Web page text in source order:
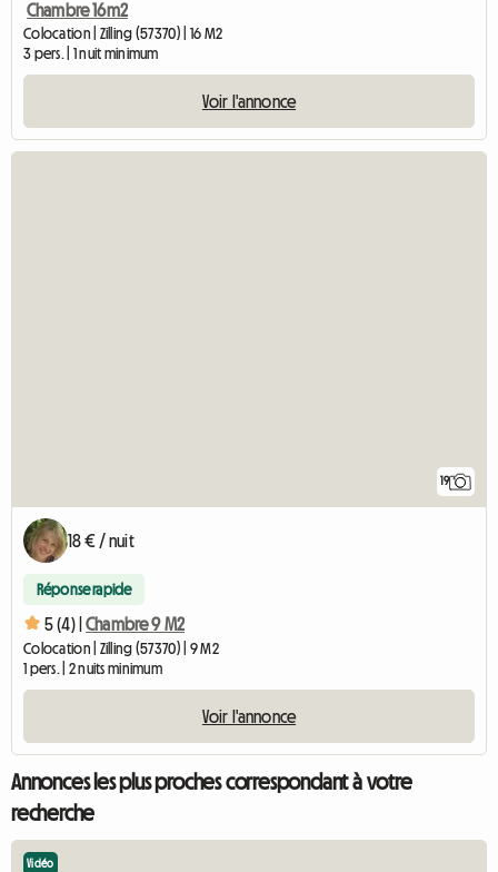
Chambre 16m2
Colocation | Zilling (57370) | 16 M2
3 pers. | 1 nuit minimum
Voir l'annonce
19
18 € / nuit
Réponse rapide
5 (4) | Chambre 9 M2
Colocation | Zilling (57370) | 9 M2
1 pers. | 2 nuits minimum
Voir l'annonce
Annonces les plus proches correspondant à votre
recherche
Vidéo